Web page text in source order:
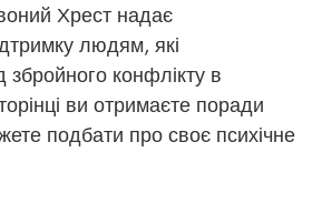
Хрест надає
людям, які
збройного конфлікту в
ви отримаєте поради
подбати про своє психічне